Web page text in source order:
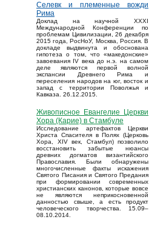
Селевк и племенные вожди
Рима
Доклад на научной XXXI
Международной Конференции по
проблемам Цивилизации, 26 декабря
2015 года, РосНоУ, Москва, Россия. В
докладе выдвинута и обоснована
гипотеза о том, что «македонские»
завоевания IV века до н.э. на самом
деле являются первой волной
экспансии Древнего Рима и
переселения народов на юг, восток и
запад с территории Поволжья и
Кавказа. 26.12.2015.
Живописное Евангелие Церкви
Хора (Карие) в Стамбуле
Исследование артефактов Церкви
Христа Спасителя в Полях (Церковь
Хора, XIV век, Стамбул) позволило
восстановить забытые нюансы
древних догматов византийского
Православия. Были обнаружены
многочисленные факты искажения
Святого Писания и Святого Предания
при формировании современных
христианских канонов, которые вовсе
не являются неприкосновенной
данностью свыше, а есть продукт
человеческого творчества. 15.09–
08.10.2014.